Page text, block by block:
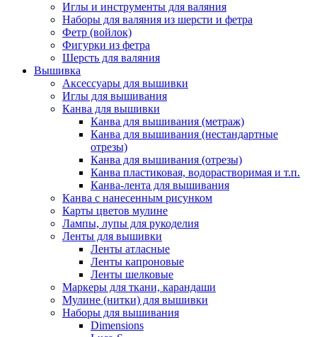
Иглы и инструменты для валяния
Наборы для валяния из шерсти и фетра
Фетр (войлок)
Фигурки из фетра
Шерсть для валяния
Вышивка
Аксессуары для вышивки
Иглы для вышивания
Канва для вышивки
Канва для вышивания (метраж)
Канва для вышивания (нестандартные
отрезы)
Канва для вышивания (отрезы)
Канва пластиковая, водорастворимая и т.п.
Канва-лента для вышивания
Канва с нанесенным рисунком
Карты цветов мулине
Лампы, лупы для рукоделия
Ленты для вышивки
Ленты атласные
Ленты капроновые
Ленты шелковые
Маркеры для ткани, карандаши
Мулине (нитки) для вышивки
Наборы для вышивания
Dimensions